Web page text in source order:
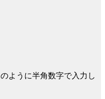
のように半角数字で入力し